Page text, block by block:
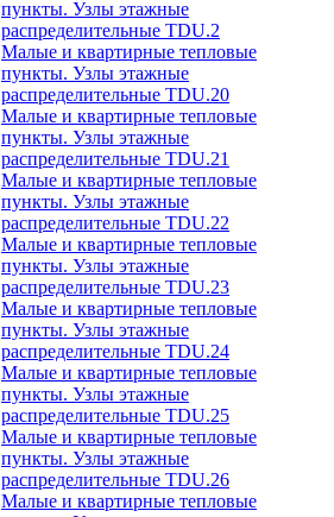
пункты. Узлы этажные
распределительные TDU.2
Малые и квартирные тепловые
пункты. Узлы этажные
распределительные TDU.20
Малые и квартирные тепловые
пункты. Узлы этажные
распределительные TDU.21
Малые и квартирные тепловые
пункты. Узлы этажные
распределительные TDU.22
Малые и квартирные тепловые
пункты. Узлы этажные
распределительные TDU.23
Малые и квартирные тепловые
пункты. Узлы этажные
распределительные TDU.24
Малые и квартирные тепловые
пункты. Узлы этажные
распределительные TDU.25
Малые и квартирные тепловые
пункты. Узлы этажные
распределительные TDU.26
Малые и квартирные тепловые